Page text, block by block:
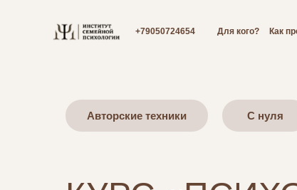
+79050724654 Для кого? Как
Авторские техники С нуля